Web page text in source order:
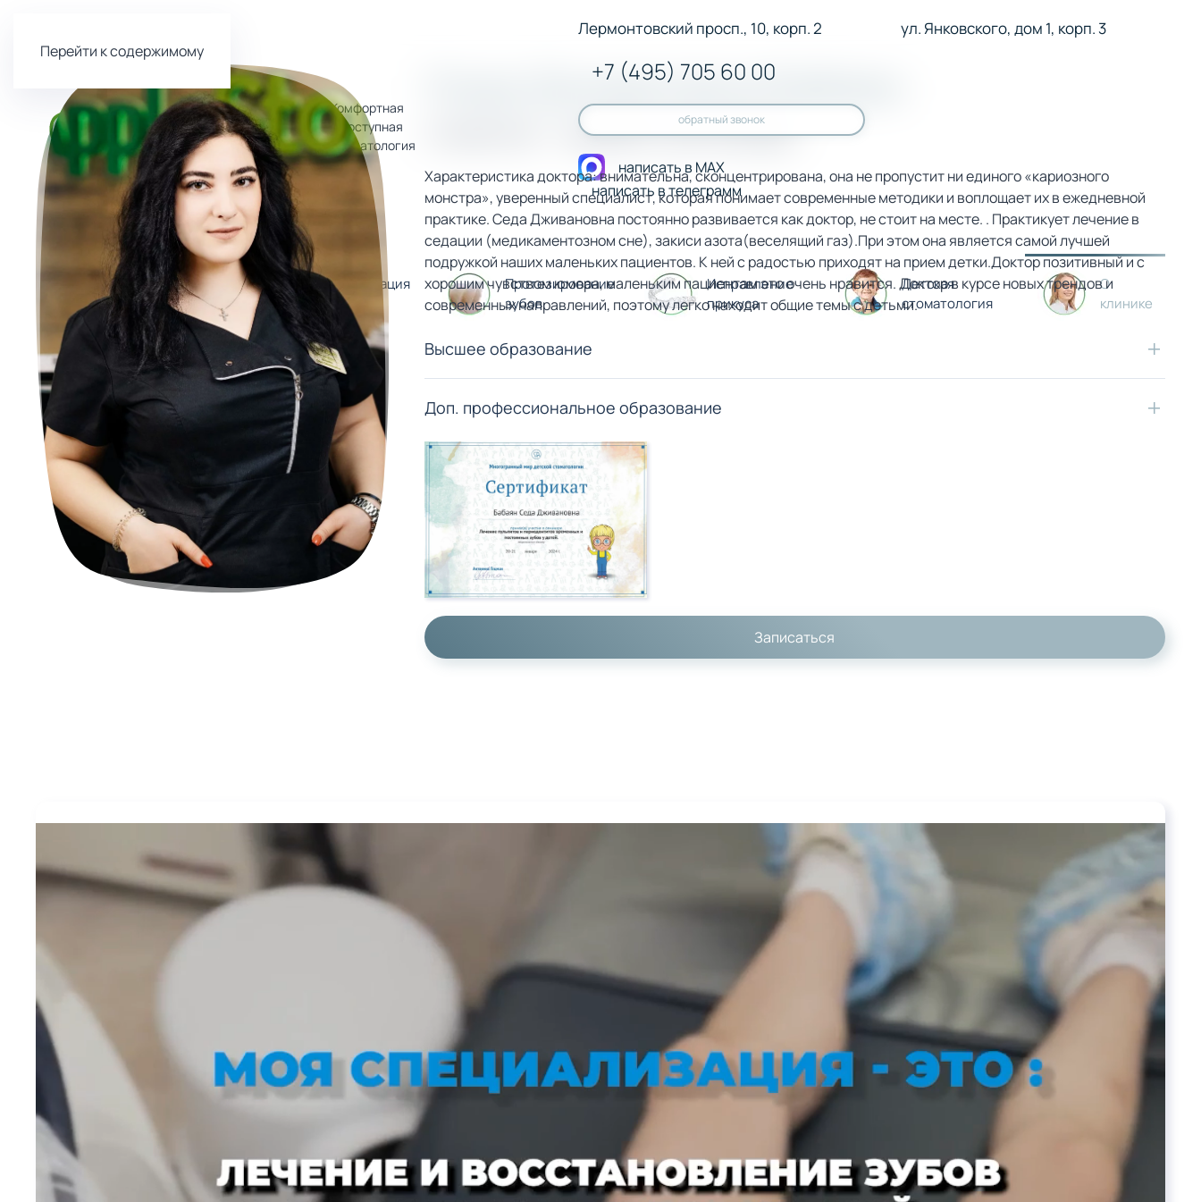
Перейти к содержимому
Комфортная
и доступная
стоматология
Лермонтовский просп., 10, корп. 2
+7 (495) 705 60 00
обратный звонок
написать в MAX
написать в телеграмм
ул. Янковского, дом 1, корп. 3
Лечение и
профилактика
Имплантация
зубов
Протезирование
зубов
Исправление
прикуса
Детская
стоматология
О
клинике
Седа Дживановна Бабаян
стоматолог - терапевт, детский врач
Характеристика доктора: внимательна, сконцентрирована, она не пропустит ни единого «кариозного
монстра», уверенный специалист, которая понимает современные методики и воплощает их в ежедневной
практике. Седа Дживановна постоянно развивается как доктор, не стоит на месте. . Практикует лечение в
седации (медикаментозном сне), закиси азота(веселящий газ).При этом она является самой лучшей
подружкой наших маленьких пациентов. К ней с радостью приходят на прием детки.Доктор позитивный и с
хорошим чувством юмора, маленьким пациентам это очень нравится. Доктор в курсе новых трендов и
современных направлений, поэтому легко находит общие темы с детьми.
Высшее образование
Доп. профессиональное образование
Записаться